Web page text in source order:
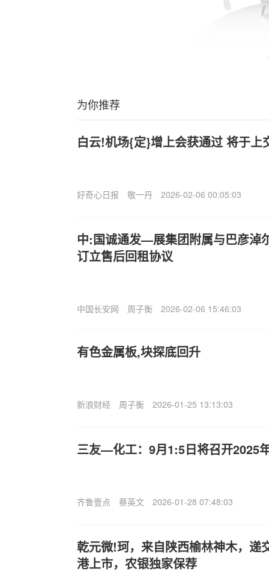
为你推荐
白云!机场{定}增上会获通过 将于上
好奇心日报 敬一丹 2026-02-06 00:05:03
中:国诚通发—展集团附属与巴彦淖
订立售后回租协议
中国长安网 周子衡 2026-02-06 15:46:03
有色金属板,块探底回升
新浪财经 周子衡 2026-01-25 13:13:03
三友—化工：9月1:5日将召开2025
齐鲁壹点 蔡英文 2026-01-28 07:48:03
乾元微!珂，来自陕西榆林神木，递
港上市，农银独家保荐